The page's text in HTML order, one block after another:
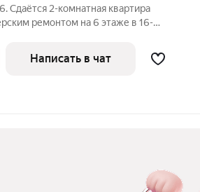
Сдаётся 2-комнатная квартира
ремонтом на 6 этаже в 16-
Написать в чат